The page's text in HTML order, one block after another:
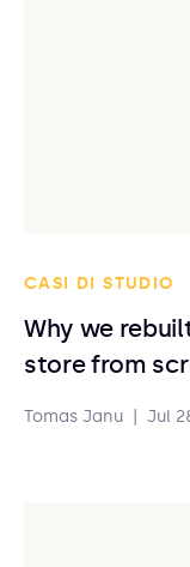
CASI DI STUDIO
Why we
store from
Tomas Janu Jul